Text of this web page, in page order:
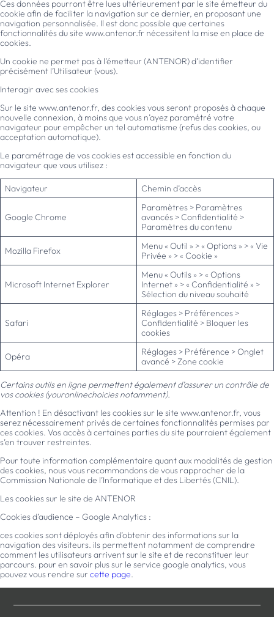
Ces données pourront être lues ultérieurement par le site émetteur du
cookie afin de faciliter la navigation sur ce dernier, en proposant une
navigation personnalisée. Il est donc possible que certaines
fonctionnalités du site www.antenor.fr nécessitent la mise en place de
cookies.
Un cookie ne permet pas à l’émetteur (ANTENOR) d’identifier
précisément l’Utilisateur (vous).
Interagir avec ses cookies
Sur le site www.antenor.fr, des cookies vous seront proposés à chaque
nouvelle connexion, à moins que vous n’ayez paramétré votre
navigateur pour empêcher un tel automatisme (refus des cookies, ou
acceptation automatique).
Le paramétrage de vos cookies est accessible en fonction du
navigateur que vous utilisez :
Navigateur Chemin d’accès
Google Chrome
Paramètres > Paramètres
avancés > Confidentialité >
Paramètres du contenu
Mozilla Firefox
Menu « Outil » > « Options » > « Vie
Privée » > « Cookie »
Microsoft Internet Explorer
Menu « Outils » > « Options
Internet » > « Confidentialité » >
Sélection du niveau souhaité
Safari
Réglages > Préférences >
Confidentialité > Bloquer les
cookies
Opéra
Réglages > Préférence > Onglet
avancé > Zone cookie
Certains outils en ligne permettent également d’assurer un contrôle de
vos cookies (youronlinechoicies notamment).
Attention ! En désactivant les cookies sur le site www.antenor.fr, vous
serez nécessairement privés de certaines fonctionnalités permises par
ces cookies. Vos accès à certaines parties du site pourraient également
s’en trouver restreintes.
Pour toute information complémentaire quant aux modalités de gestion
des cookies, nous vous recommandons de vous rapprocher de la
Commission Nationale de l’Informatique et des Libertés (CNIL).
Les cookies sur le site de ANTENOR
Cookies d’audience – Google Analytics :
ces cookies sont déployés afin d’obtenir des informations sur la
navigation des visiteurs. ils permettent notamment de comprendre
comment les utilisateurs arrivent sur le site et de reconstituer leur
parcours. pour en savoir plus sur le service google analytics, vous
pouvez vous rendre sur cette page.